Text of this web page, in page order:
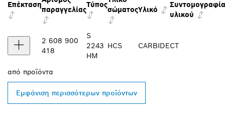
Επέκταση
παραγγελίας
Τύπος
σώματοςΥλικό
Συντομογραφία
υλικού
2 608 900
418
S
2243
HM
HCS CARBIDECT
από προϊόντα
Εμφάνιση περισσότερων προϊόντων